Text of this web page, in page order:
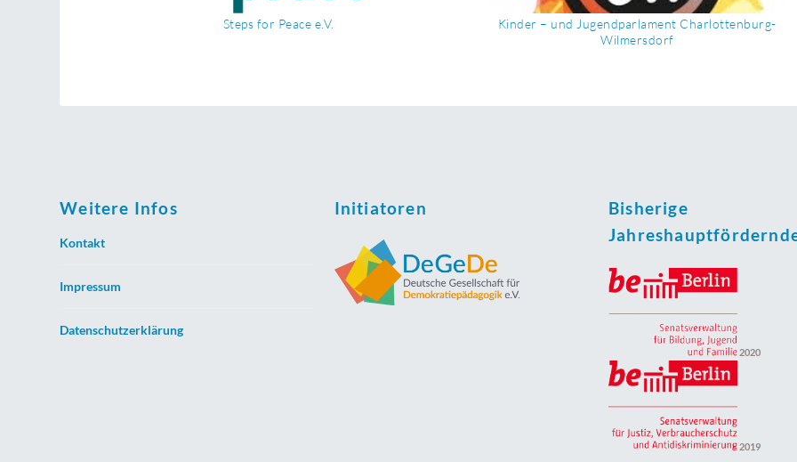
Steps for Peace e.V.
Kinder – und Jugendparlament Charlottenburg-
Wilmersdorf
Weitere Infos
Kontakt
Impressum
Datenschutzerklärung
Initiatoren
Bisherige
2020
2019